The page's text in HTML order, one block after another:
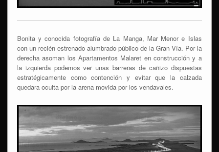
Bonita y conocida fotografía de La Manga, Mar Menor e Islas
con un recién estrenado alumbrado público de la Gran Vía. Por la
derecha asoman los Apartamentos Malaret en construcción y a
la izquierda podemos ver unas barreras de cañizo dispuestas
estratégicamente como contención y evitar que la calzada
quedara oculta por la arena movida por los vendavales.